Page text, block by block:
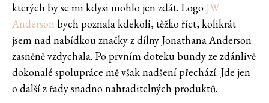
kterých by se mi kdysi mohlo jen zdát. Logo JW
Anderson bych poznala kdekoli, těžko říct, kolikrát
jsem nad nabídkou značky z dílny Jonathana Anderson
zasněně vzdychala. Po prvním doteku bundy ze zdánlivě
dokonalé spolupráce mě však nadšení přechází. Jde jen
o další z řady snadno nahraditelných produktů.